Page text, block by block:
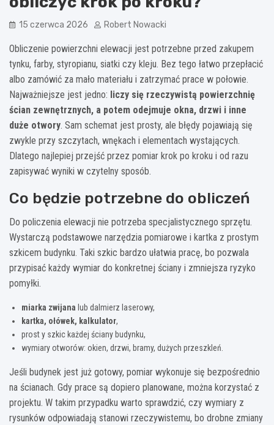
15 czerwca 2026 Robert Nowacki
Obliczenie powierzchni elewacji jest potrzebne przed zakupem
tynku, farby, styropianu, siatki czy kleju. Bez tego łatwo przepłacić
albo zamówić za mało materiału i zatrzymać prace w połowie.
Najważniejsze jest jedno: liczy się rzeczywistą powierzchnię
ścian zewnętrznych, a potem odejmuje okna, drzwi i inne
duże otwory. Sam schemat jest prosty, ale błędy pojawiają się
zwykle przy szczytach, wnękach i elementach wystających.
Dlatego najlepiej przejść przez pomiar krok po kroku i od razu
zapisywać wyniki w czytelny sposób.
Co będzie potrzebne do obliczeń
Do policzenia elewacji nie potrzeba specjalistycznego sprzętu.
Wystarczą podstawowe narzędzia pomiarowe i kartka z prostym
szkicem budynku. Taki szkic bardzo ułatwia pracę, bo pozwala
przypisać każdy wymiar do konkretnej ściany i zmniejsza ryzyko
pomyłki.
miarka zwijana lub dalmierz laserowy,
kartka, ołówek, kalkulator,
prost y szkic każdej ściany budynku,
wymiary otworów: okien, drzwi, bramy, dużych przeszkleń.
Jeśli budynek jest już gotowy, pomiar wykonuje się bezpośrednio
na ścianach. Gdy prace są dopiero planowane, można korzystać z
projektu. W takim przypadku warto sprawdzić, czy wymiary z
rysunków odpowiadają stanowi rzeczywistemu, bo drobne zmiany